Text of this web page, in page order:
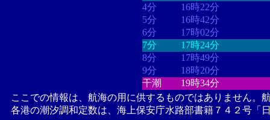
4分
16時22分
5分
16時42分
6分
17時02分
7分
17時24分
8分
17時49分
9分
18時20分
干潮
19時34分
ここでの情報は、航海の用に供するものではありません。
各港の潮汐調和定数は、海上保安庁水路部書籍７４２号「